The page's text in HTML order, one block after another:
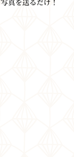
真を送るだけ！